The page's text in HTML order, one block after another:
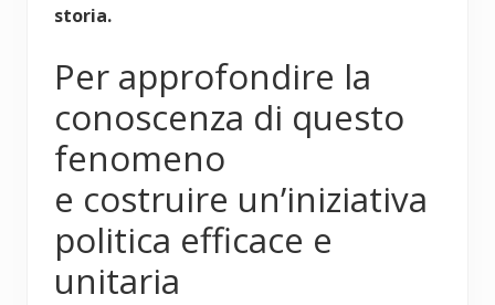
storia.
Per approfondire la
conoscenza di questo
fenomeno
e costruire un’iniziativa
politica efficace e
unitaria